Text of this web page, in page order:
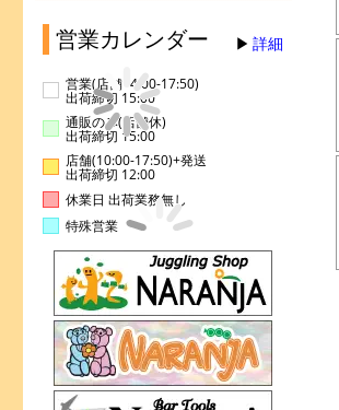
営業カレンダー 詳細
営業(店舗14:00-17:50)
出荷締切 15:00
通販のみ(店舗休)
出荷締切 15:00
店舗(10:00-17:50)+発送
出荷締切 12:00
休業日 出荷業務無し
特殊営業